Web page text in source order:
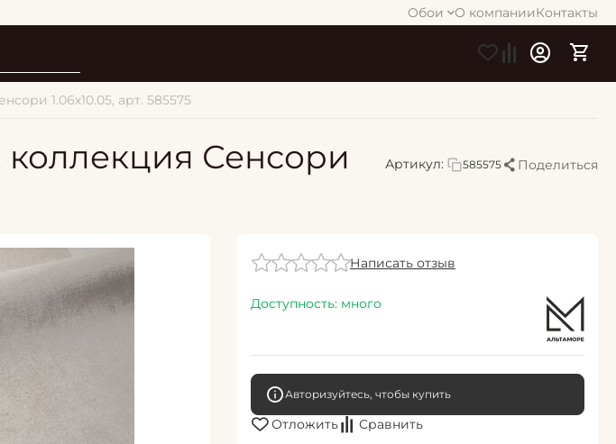
Обои О компанииКонтакты
1.06х10.05, арт. 585575
Сенсори
Артикул: 585575 Поделиться
Написать отзыв
Доступность: много
Авторизуйтесь, чтобы купить
Отложить Сравнить